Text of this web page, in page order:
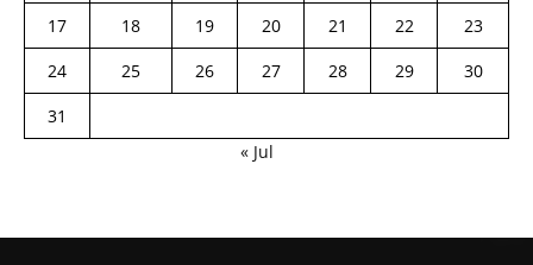
17
18 19 20 21 22
23
24
25 26 27 28 29
30
31
« Jul